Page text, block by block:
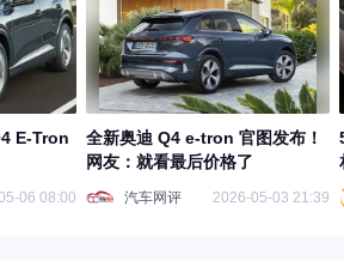
E-Tron
06 08:00
全新奥迪 Q4 e-tron 官图发布！
网友：就看最后价格了
汽车网评 2026-05-03 21:39